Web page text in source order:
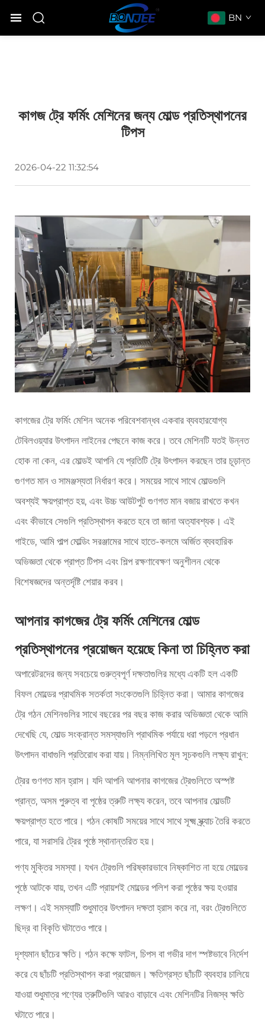
BN
কাগজ ট্রে ফর্মিং মেশিনের জন্য মোল্ড প্রতিস্থাপনের
টিপস
2026-04-22 11:32:54
কাগজের ট্রে ফর্মিং মেশিন অনেক পরিবেশবান্ধব একবার ব্যবহারযোগ্য
টেবিলওয়্যার উৎপাদন লাইনের পেছনে কাজ করে। তবে মেশিনটি যতই উন্নত
হোক না কেন, এর মোল্ডই আপনি যে প্রতিটি ট্রে উৎপাদন করছেন তার চূড়ান্ত
গুণগত মান ও সামঞ্জস্যতা নির্ধারণ করে। সময়ের সাথে সাথে মোল্ডগুলি
অবশ্যই ক্ষয়প্রাপ্ত হয়, এবং উচ্চ আউটপুট গুণগত মান বজায় রাখতে কখন
এবং কীভাবে সেগুলি প্রতিস্থাপন করতে হবে তা জানা অত্যাবশ্যক। এই
গাইডে, আমি পাল্প মোল্ডিং সরঞ্জামের সাথে হাতে-কলমে অর্জিত ব্যবহারিক
অভিজ্ঞতা থেকে প্রাপ্ত টিপস এবং শিল্প রক্ষণাবেক্ষণ অনুশীলন থেকে
বিশেষজ্ঞদের অন্তর্দৃষ্টি শেয়ার করব।
আপনার কাগজের ট্রে ফর্মিং মেশিনের মোল্ড
প্রতিস্থাপনের প্রয়োজন হয়েছে কিনা তা চিহ্নিত করা
অপারেটরদের জন্য সবচেয়ে গুরুত্বপূর্ণ দক্ষতাগুলির মধ্যে একটি হল একটি
বিফল মোল্ডের প্রাথমিক সতর্কতা সংকেতগুলি চিহ্নিত করা। আমার কাগজের
ট্রে গঠন মেশিনগুলির সাথে বছরের পর বছর কাজ করার অভিজ্ঞতা থেকে আমি
দেখেছি যে, মোল্ড সংক্রান্ত সমস্যাগুলি প্রাথমিক পর্যায়ে ধরা পড়লে প্রধান
উৎপাদন বাধাগুলি প্রতিরোধ করা যায়। নিম্নলিখিত মূল সূচকগুলি লক্ষ্য রাখুন:
ট্রের গুণগত মান হ্রাস। যদি আপনি আপনার কাগজের ট্রেগুলিতে অস্পষ্ট
প্রান্ত, অসম পুরুত্ব বা পৃষ্ঠের ত্রুটি লক্ষ্য করেন, তবে আপনার মোল্ডটি
ক্ষয়প্রাপ্ত হতে পারে। গঠন কোষটি সময়ের সাথে সাথে সূক্ষ্ম স্ক্র্যাচ তৈরি করতে
পারে, যা সরাসরি ট্রের পৃষ্ঠে স্থানান্তরিত হয়।
পণ্য মুক্তির সমস্যা। যখন ট্রেগুলি পরিষ্কারভাবে নিষ্কাশিত না হয়ে মোল্ডের
পৃষ্ঠে আটকে যায়, তখন এটি প্রায়শই মোল্ডের পলিশ করা পৃষ্ঠের ক্ষয় হওয়ার
লক্ষণ। এই সমস্যাটি শুধুমাত্র উৎপাদন দক্ষতা হ্রাস করে না, বরং ট্রেগুলিতে
ছিদ্র বা বিকৃতি ঘটাতেও পারে।
দৃশ্যমান ছাঁচের ক্ষতি। গঠন কক্ষে ফাটল, চিপস বা গভীর দাগ স্পষ্টভাবে নির্দেশ
করে যে ছাঁচটি প্রতিস্থাপন করা প্রয়োজন। ক্ষতিগ্রস্ত ছাঁচটি ব্যবহার চালিয়ে
যাওয়া শুধুমাত্র পণ্যের ত্রুটিগুলি আরও বাড়াবে এবং মেশিনটির নিজস্ব ক্ষতি
ঘটাতে পারে।